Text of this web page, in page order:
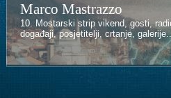
Marco Mastrazzo
10. Mostarski strip vikend, gosti,
događaji, posjetitelji, crtanje,
Kenan Halilović
10. Mostarski strip vikend, gosti,
događaji, posjetitelji, crtanje,